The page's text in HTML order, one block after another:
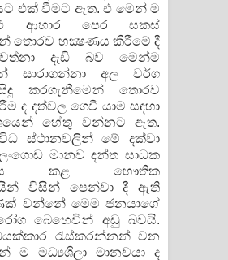
එක් වීමට ඇත. එ මෙන් ම
ආහාර පෙර සකස්
තොරව භක්‍ෂණය කිරීමේ දී
දැඩි බව මෙන්ම
සාරාගන්නා අල වර්ග
කරගැනීමෙන් තොරව
ද දත්වල ගෙවී යාම සඳහා
හේතු වන්නට ඇත.
ස්ථානවලින් මේ දක්වා
මානව දන්ත සාධක
කළ භෞතික
විසින් පෙන්වා දී ඇති
වන්නේ මෙම ජනයාගේ
බෙහෙවින් අඩු බවයි.
රැස්කරන්නන් වන
ම මධ්‍යශිලා මානවයා ද